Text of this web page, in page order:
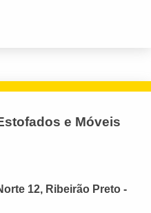
e Móveis
12, Ribeirão Preto -